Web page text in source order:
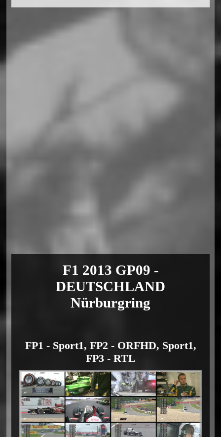
F1 2013 GP09 -
DEUTSCHLAND
Nürburgring
FP1 - Sport1, FP2 - ORFHD, Sport1,
FP3 - RTL